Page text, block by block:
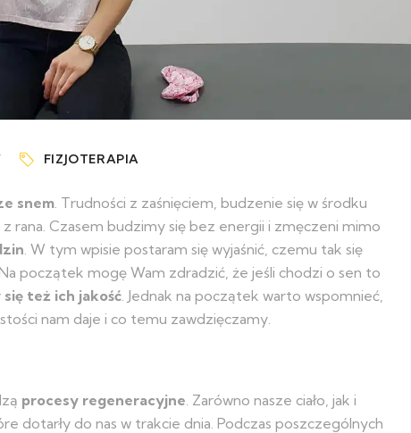
FIZJOTERAPIA
snem . Trudności z zaśnięciem, budzenie się w środku
rana. Czasem budzimy się bez energii i zmęczeni mimo
. W tym wpisie postaram się wyjaśnić, czemu tak się
początek mogę Wam zdradzić, że jeśli chodzi o sen to
się też ich jakość . Jednak na początek warto wspomnieć,
nam daje i co temu zawdzięczamy.
procesy regeneracyjne . Zarówno nasze ciało, jak i
dotarły do nas w trakcie dnia. Podczas poszczególnych